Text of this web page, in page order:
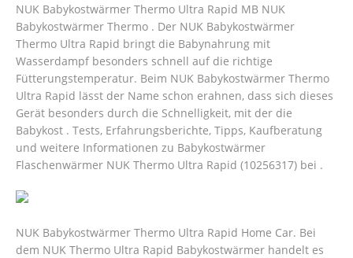
NUK Babykostwärmer Thermo Ultra Rapid MB NUK
Babykostwärmer Thermo . Der NUK Babykostwärmer
Thermo Ultra Rapid bringt die Babynahrung mit
Wasserdampf besonders schnell auf die richtige
Fütterungstemperatur. Beim NUK Babykostwärmer Thermo
Ultra Rapid lässt der Name schon erahnen, dass sich dieses
Gerät besonders durch die Schnelligkeit, mit der die
Babykost . Tests, Erfahrungsberichte, Tipps, Kaufberatung
und weitere Informationen zu Babykostwärmer
Flaschenwärmer NUK Thermo Ultra Rapid (10256317) bei .
NUK Babykostwärmer Thermo Ultra Rapid Home Car. Bei
dem NUK Thermo Ultra Rapid Babykostwärmer handelt es